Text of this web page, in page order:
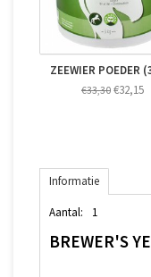
ZEEWIER POEDER
€33,30 €32,15
Informatie
Aantal: 1
BREWER'S